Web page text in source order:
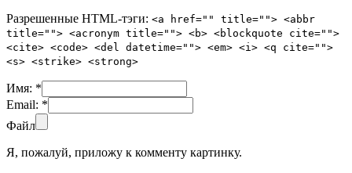
Разрешенные HTML-тэги: <a href="" title=""> <abbr
title=""> <acronym title=""> <b> <blockquote cite="">
<cite> <code> <del datetime=""> <em> <i> <q cite="">
<s> <strike> <strong>
Имя: *
Email: *
Файл
Я, пожалуй, приложу к комменту картинку.